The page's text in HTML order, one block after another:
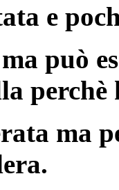
e
può
perchè
ma